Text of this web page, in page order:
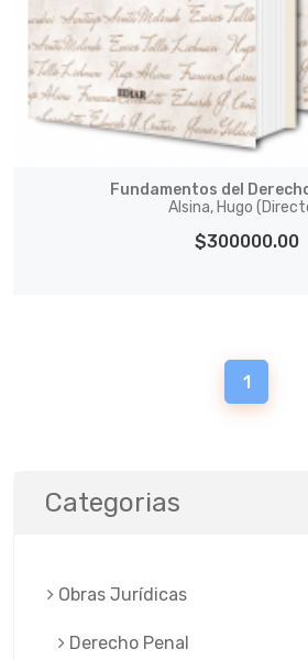
Fundamentos del
Alsina, Hugo
$300000.00
1
Categorias
Obras Jurí­dicas
Derecho Penal